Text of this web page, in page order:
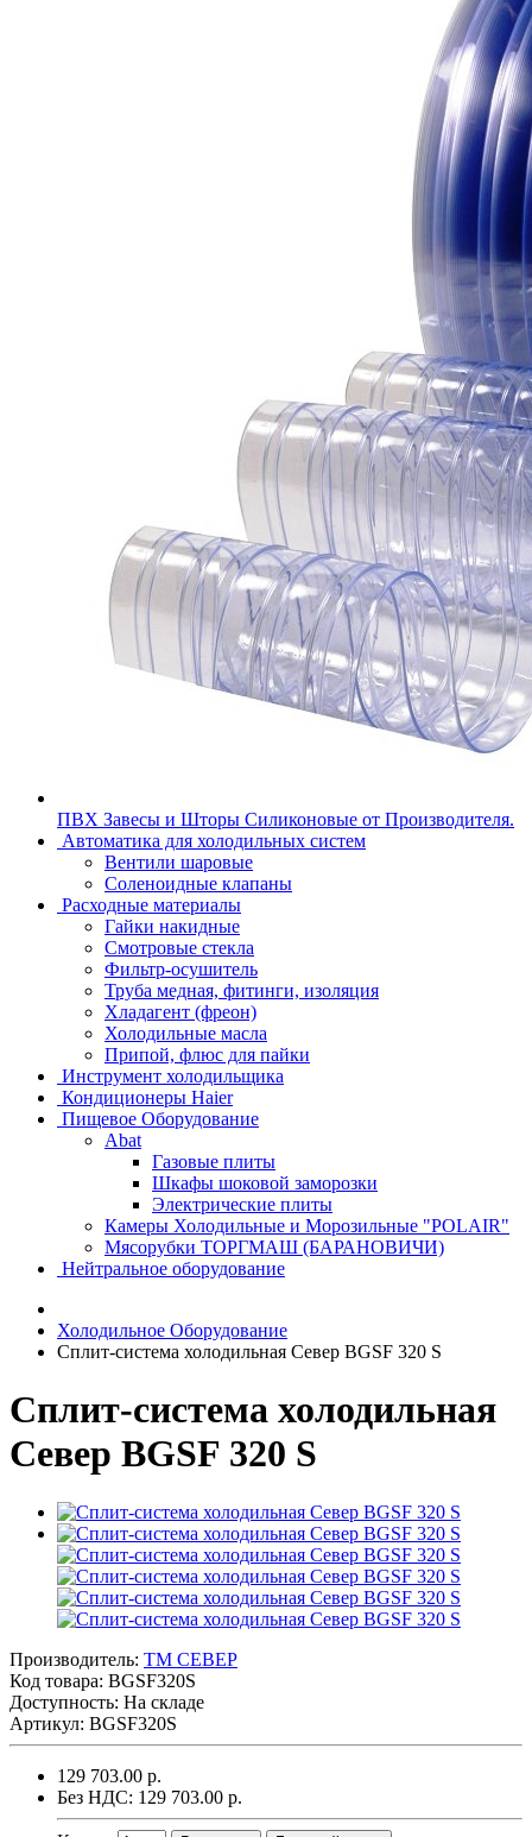
ПВХ Завесы и Шторы Силиконовые от Производителя.
Автоматика для холодильных систем
Вентили шаровые
Соленоидные клапаны
Расходные материалы
Гайки накидные
Смотровые стекла
Фильтр-осушитель
Труба медная, фитинги, изоляция
Хладагент (фреон)
Холодильные масла
Припой, флюс для пайки
Инструмент холодильщика
Кондиционеры Haier
Пищевое Оборудование
Abat
Газовые плиты
Шкафы шоковой заморозки
Электрические плиты
Камеры Холодильные и Морозильные "POLAIR"
Мясорубки ТОРГМАШ (БАРАНОВИЧИ)
Нейтральное оборудование
Холодильное Оборудование
Сплит-система холодильная Север BGSF 320 S
Сплит-система холодильная
Север BGSF 320 S
Производитель: ТМ СЕВЕР
Код товара: BGSF320S
Доступность: На складе
Артикул: BGSF320S
129 703.00 р.
Без НДС: 129 703.00 р.